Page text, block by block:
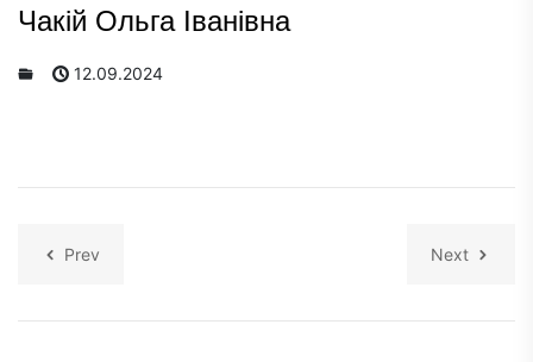
Чакій Ольга Іванівна
12.09.2024
Prev Next